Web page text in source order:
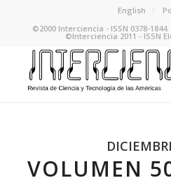
English
©2000 Interciencia - ISSN 0378-
©Interciencia 2011 - ISSN
VOLUMEN